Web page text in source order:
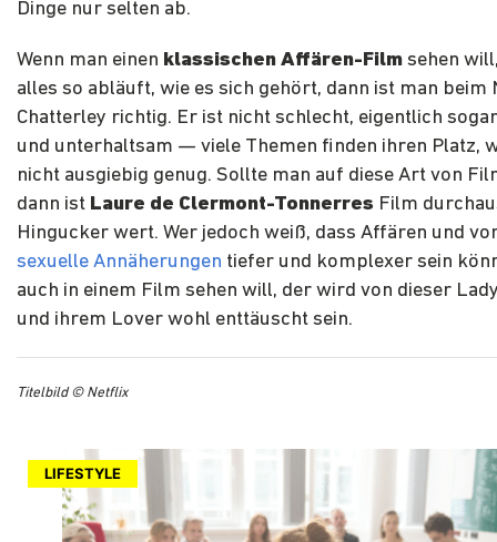
Dinge nur selten ab.
Wenn man einen klassischen Affären-Film sehen
alles so abläuft, wie es sich gehört, dann ist man beim
Chatterley richtig. Er ist nicht schlecht, eigentlich
und unterhaltsam — viele Themen finden ihren Platz,
nicht ausgiebig genug. Sollte man auf diese Art von
dann ist Laure de Clermont-Tonnerres Film
Hingucker wert. Wer jedoch weiß, dass Affären und
sexuelle Annäherungen tiefer und komplexer sein
auch in einem Film sehen will, der wird von dieser
und ihrem Lover wohl enttäuscht sein.
Titelbild © Netflix
LIFESTYLE